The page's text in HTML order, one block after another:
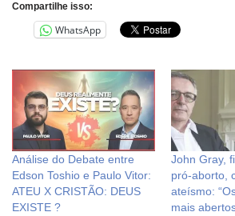
Compartilhe isso:
WhatsApp
Análise do Debate entre
Edson Toshio e Paulo Vitor:
ATEU X CRISTÃO: DEUS
EXISTE ?
John Gray,
pró-aborto,
ateísmo:
mais